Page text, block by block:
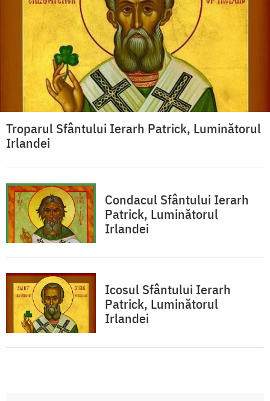
Troparul Sfântului Ierarh Patrick, Luminătorul
Irlandei
Condacul Sfântului Ierarh
Patrick, Luminătorul
Irlandei
Icosul Sfântului Ierarh
Patrick, Luminătorul
Irlandei